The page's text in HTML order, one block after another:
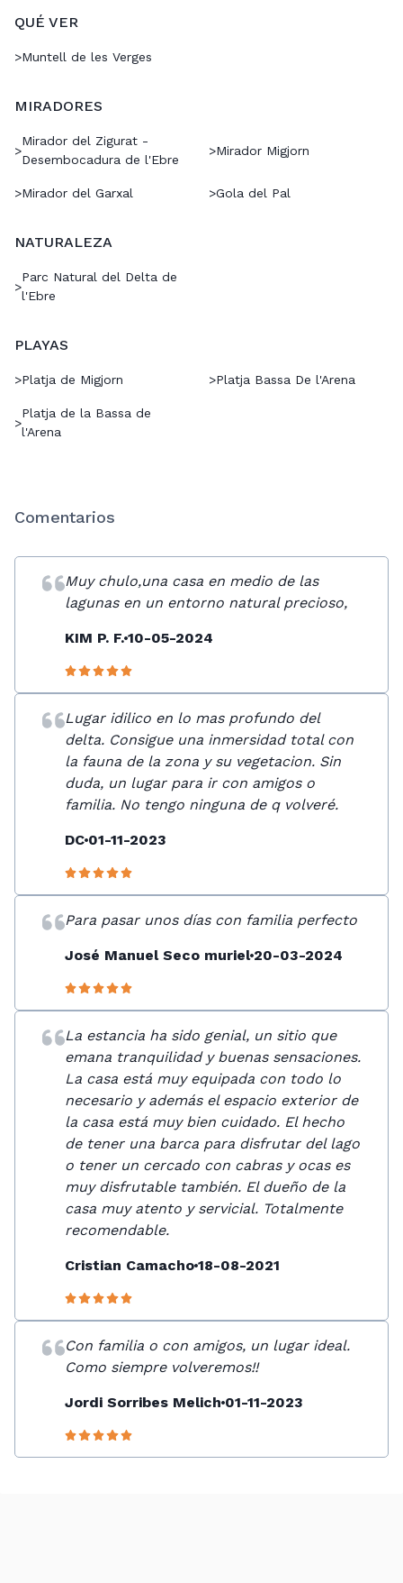
QUÉ VER
>Muntell de les Verges
MIRADORES
>
Mirador del Zigurat -
Desembocadura de l'Ebre
>Mirador Migjorn
>Mirador del Garxal >Gola del Pal
NATURALEZA
>
Parc Natural del Delta de
l'Ebre
PLAYAS
>Platja de Migjorn >Platja Bassa De l'Arena
>
Platja de la Bassa de
l'Arena
Comentarios
Muy chulo,una casa en medio de las
lagunas en un entorno natural precioso,
KIM P. F. 10-05-2024
Lugar idilico en lo mas profundo del
delta. Consigue una inmersidad total con
la fauna de la zona y su vegetacion. Sin
duda, un lugar para ir con amigos o
familia. No tengo ninguna de q volveré.
DC 01-11-2023
Para pasar unos días con familia perfecto
José Manuel Seco muriel 20-03-2024
La estancia ha sido genial, un sitio que
emana tranquilidad y buenas sensaciones.
La casa está muy equipada con todo lo
necesario y además el espacio exterior de
la casa está muy bien cuidado. El hecho
de tener una barca para disfrutar del lago
o tener un cercado con cabras y ocas es
muy disfrutable también. El dueño de la
casa muy atento y servicial. Totalmente
recomendable.
Cristian Camacho 18-08-2021
Con familia o con amigos, un lugar ideal.
Como siempre volveremos!!
Jordi Sorribes Melich 01-11-2023